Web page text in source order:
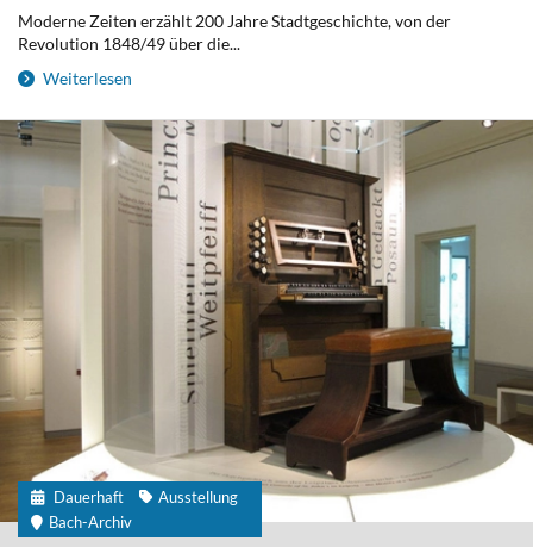
Moderne Zeiten erzählt 200 Jahre Stadtgeschichte, von der
Revolution 1848/49 über die...
Weiterlesen
Dauerhaft
Ausstellung
Bach-Archiv